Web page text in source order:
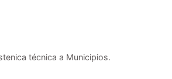
técnica a Municipios.